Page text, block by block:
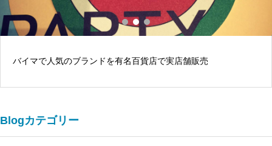
バイマで人気のブランドを有名百貨店で実店舗販売
Blogカテゴリー